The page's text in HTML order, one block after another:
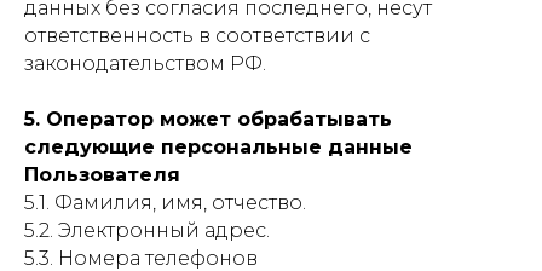
данных без согласия последнего, несут
ответственность в соответствии с
законодательством РФ.
5. Оператор может обрабатывать
следующие персональные данные
Пользователя
5.1. Фамилия, имя, отчество.
5.2. Электронный адрес.
5.3. Номера телефонов